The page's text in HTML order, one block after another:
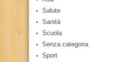
Salute
Sanità
Scuola
Senza categoria
Sport